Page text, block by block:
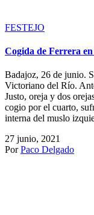
FESTEJO
Cogida de Ferrera
Badajoz, 26 de junio.
Victoriano del Río.
Justo, oreja y dos
cogio por el cuarto,
interna del muslo
27 junio, 2021
PorPaco Delgado